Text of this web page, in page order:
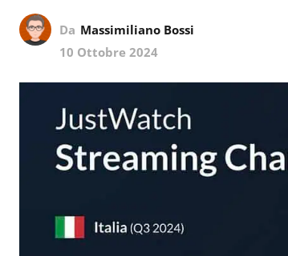
Da Massimiliano Bossi
10 Ottobre 2024